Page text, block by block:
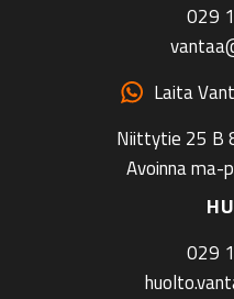
029
Laita
Niittytie 25 B
Avoinna
029